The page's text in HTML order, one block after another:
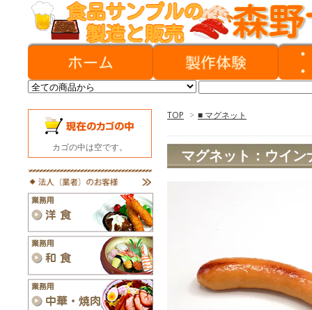
TOP > ■ マグネット
マグネット：ウイン
カゴの中は空です。